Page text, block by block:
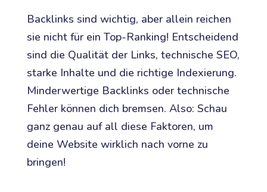
Backlinks sind wichtig, aber allein reichen
sie nicht für ein Top-Ranking! Entscheidend
sind die Qualität der Links, technische SEO,
starke Inhalte und die richtige Indexierung.
Minderwertige Backlinks oder technische
Fehler können dich bremsen. Also: Schau
ganz genau auf all diese Faktoren, um
deine Website wirklich nach vorne zu
bringen!